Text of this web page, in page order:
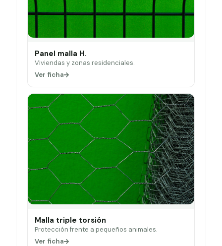
Panel malla H.
Viviendas y zonas residenciales.
Ver ficha
Malla triple torsión
Protección frente a pequeños animales.
Ver ficha